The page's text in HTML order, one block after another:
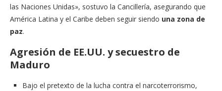
las Naciones Unidas», sostuvo la Cancillería, asegurando que
América Latina y el Caribe deben seguir siendo una zona de
paz.
Agresión de EE.UU. y secuestro de
Maduro
Bajo el pretexto de la lucha contra el narcoterrorismo,